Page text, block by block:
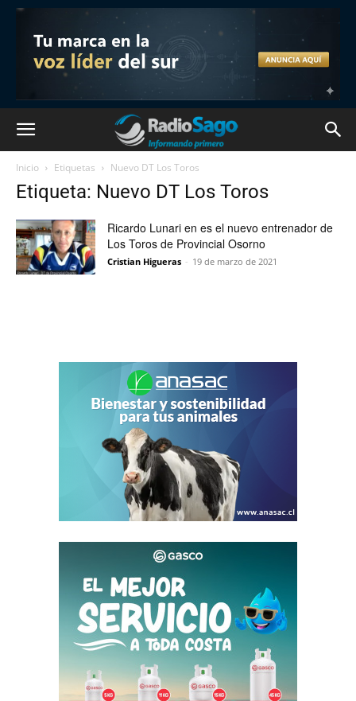
Inicio Etiquetas Nuevo DT Los Toros
Etiqueta: Nuevo DT Los Toros
Ricardo Lunari en es el nuevo entrenador de
Los Toros de Provincial Osorno
Cristian Higueras - 19 de marzo de 2021